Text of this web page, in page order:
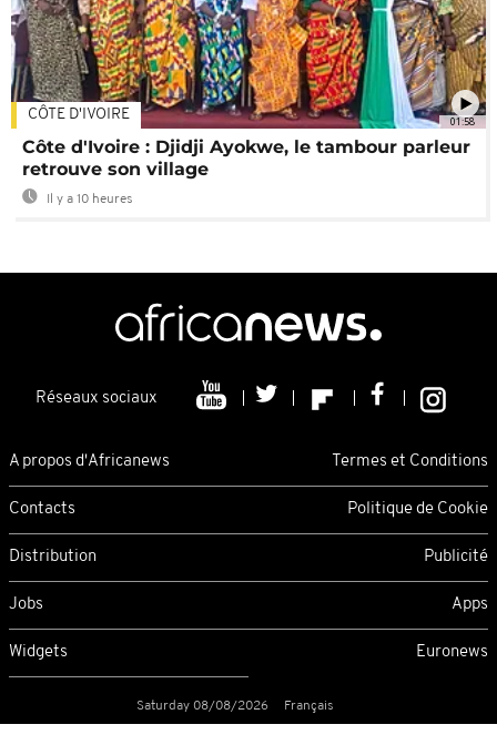
01:58
CÔTE D'IVOIRE
Côte d'Ivoire : Djidji Ayokwe, le tambour parleur
retrouve son village
Il y a 10 heures
Réseaux sociaux
A propos d'Africanews Termes et Conditions
Contacts Politique de Cookie
Distribution Publicité
Jobs Apps
Widgets Euronews
Saturday 08/08/2026